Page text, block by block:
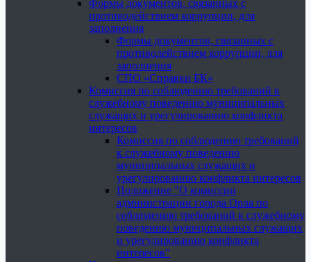
Формы документов, связанных с
противодействием коррупции, для
заполнения
Формы документов, связанных с
противодействием коррупции, для
заполнения
СПО «Справки БК»
Комиссия по соблюдению требований к
служебному поведению муниципальных
служащих и урегулированию конфликта
интересов
Комиссия по соблюдению требований
к служебному поведению
муниципальных служащих и
урегулированию конфликта интересов
Положение "О комиссии
администрации города Орла по
соблюдению требований к служебному
поведению муниципальных служащих
и урегулированию конфликта
интересов"